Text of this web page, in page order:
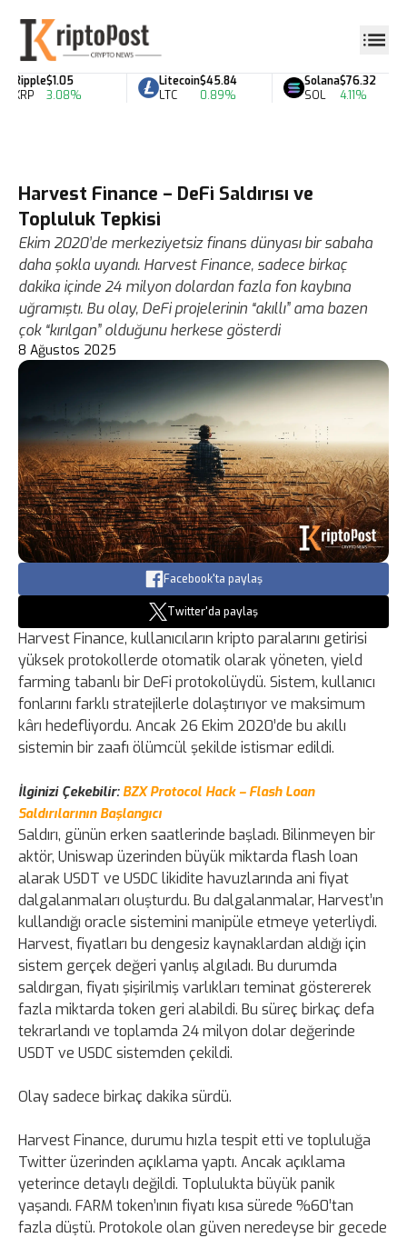
Ripple
XRP
$1.05
3.08%
Litecoin
LTC
$45.84
0.89%
Solana
SOL
$76.32
4.11%
Harvest Finance – DeFi Saldırısı ve
Topluluk Tepkisi
Ekim 2020’de merkeziyetsiz finans dünyası bir sabaha
daha şokla uyandı. Harvest Finance, sadece birkaç
dakika içinde 24 milyon dolardan fazla fon kaybına
uğramıştı. Bu olay, DeFi projelerinin “akıllı” ama bazen
çok “kırılgan” olduğunu herkese gösterdi
8 Ağustos 2025
Facebook'ta paylaş
Twitter'da paylaş
Harvest Finance, kullanıcıların kripto paralarını getirisi
yüksek protokollerde otomatik olarak yöneten, yield
farming tabanlı bir DeFi protokolüydü. Sistem, kullanıcı
fonlarını farklı stratejilerle dolaştırıyor ve maksimum
kârı hedefliyordu. Ancak 26 Ekim 2020’de bu akıllı
sistemin bir zaafı ölümcül şekilde istismar edildi.
İlginizi Çekebilir: BZX Protocol Hack – Flash Loan
Saldırılarının Başlangıcı
Saldırı, günün erken saatlerinde başladı. Bilinmeyen bir
aktör, Uniswap üzerinden büyük miktarda flash loan
alarak USDT ve USDC likidite havuzlarında ani fiyat
dalgalanmaları oluşturdu. Bu dalgalanmalar, Harvest’ın
kullandığı oracle sistemini manipüle etmeye yeterliydi.
Harvest, fiyatları bu dengesiz kaynaklardan aldığı için
sistem gerçek değeri yanlış algıladı. Bu durumda
saldırgan, fiyatı şişirilmiş varlıkları teminat göstererek
fazla miktarda token geri alabildi. Bu süreç birkaç defa
tekrarlandı ve toplamda 24 milyon dolar değerinde
USDT ve USDC sistemden çekildi.
Olay sadece birkaç dakika sürdü.
Harvest Finance, durumu hızla tespit etti ve topluluğa
Twitter üzerinden açıklama yaptı. Ancak açıklama
yeterince detaylı değildi. Toplulukta büyük panik
yaşandı. FARM token’ının fiyatı kısa sürede %60’tan
fazla düştü. Protokole olan güven neredeyse bir gecede